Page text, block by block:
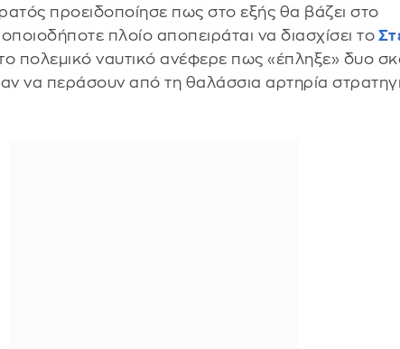
προειδοποίησε πως στο εξής θα βάζει στο
πλοίο αποπειράται να διασχίσει το
πολεμικό ναυτικό ανέφερε πως «έπληξε» δυο
να περάσουν από τη θαλάσσια αρτηρία